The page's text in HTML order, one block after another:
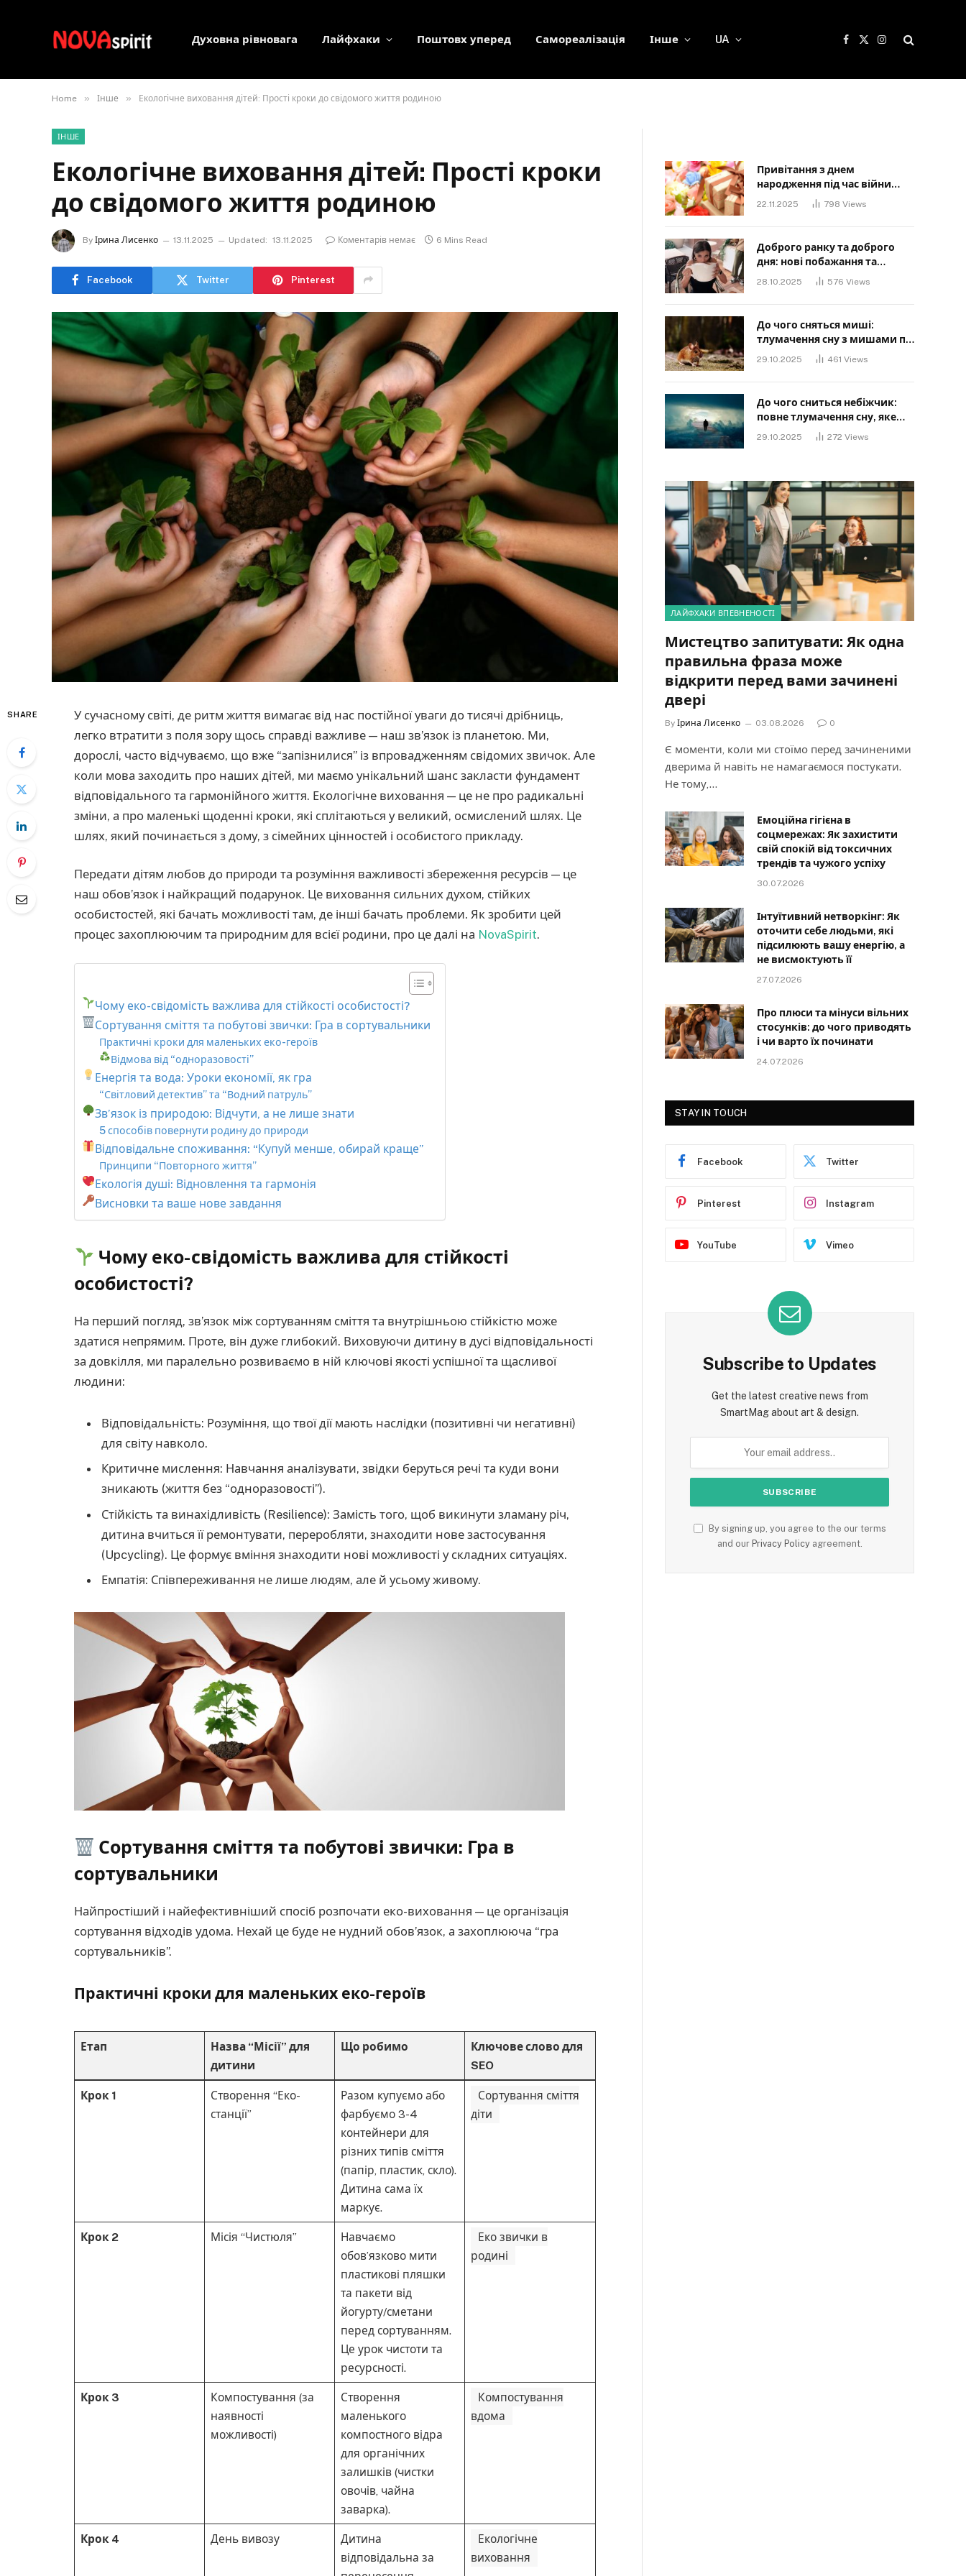
Духовна рівновага Лайфхаки Поштовх уперед Самореалізація Інше UA
Facebook
X
Instagram
Home » Інше » Екологічне виховання дітей: Прості кроки до свідомого життя родиною
ІНШЕ
Екологічне виховання дітей: Прості кроки
до свідомого життя родиною
By Ірина Лисенко 13.11.2025 Updated: 13.11.2025 Коментарів немає 6 Mins Read
Facebook Twitter Pinterest
SHARE
У сучасному світі, де ритм життя вимагає від нас постійної уваги до тисячі дрібниць,
легко втратити з поля зору щось справді важливе — наш зв’язок із планетою. Ми,
дорослі, часто відчуваємо, що вже “запізнилися” із впровадженням свідомих звичок. Але
коли мова заходить про наших дітей, ми маємо унікальний шанс закласти фундамент
відповідального та гармонійного життя. Екологічне виховання — це не про радикальні
зміни, а про маленькі щоденні кроки, які сплітаються у великий, осмислений шлях. Це
шлях, який починається з дому, з сімейних цінностей і особистого прикладу.
Передати дітям любов до природи та розуміння важливості збереження ресурсів — це
наш обов’язок і найкращий подарунок. Це виховання сильних духом, стійких
особистостей, які бачать можливості там, де інші бачать проблеми. Як зробити цей
процес захоплюючим та природним для всієї родини, про це далі на NovaSpirit.
Чому еко-свідомість важлива для стійкості особистості?
Сортування сміття та побутові звички: Гра в сортувальники
Практичні кроки для маленьких еко-героїв
Відмова від “одноразовості”
Енергія та вода: Уроки економії, як гра
“Світловий детектив” та “Водний патруль”
Зв’язок із природою: Відчути, а не лише знати
5 способів повернути родину до природи
Відповідальне споживання: “Купуй менше, обирай краще”
Принципи “Повторного життя”
Екологія душі: Відновлення та гармонія
Висновки та ваше нове завдання
Чому еко-свідомість важлива для стійкості
особистості?
На перший погляд, зв’язок між сортуванням сміття та внутрішньою стійкістю може
здатися непрямим. Проте, він дуже глибокий. Виховуючи дитину в дусі відповідальності
за довкілля, ми паралельно розвиваємо в ній ключові якості успішної та щасливої
людини:
Відповідальність: Розуміння, що твої дії мають наслідки (позитивні чи негативні)
для світу навколо.
Критичне мислення: Навчання аналізувати, звідки беруться речі та куди вони
зникають (життя без “одноразовості”).
Стійкість та винахідливість (Resilience): Замість того, щоб викинути зламану річ,
дитина вчиться її ремонтувати, переробляти, знаходити нове застосування
(Upcycling). Це формує вміння знаходити нові можливості у складних ситуаціях.
Емпатія: Співпереживання не лише людям, але й усьому живому.
Сортування сміття та побутові звички: Гра в
сортувальники
Найпростіший і найефективніший спосіб розпочати еко-виховання — це організація
сортування відходів удома. Нехай це буде не нудний обов’язок, а захоплююча “гра
сортувальників”.
Практичні кроки для маленьких еко-героїв
Етап
Назва “Місії” для
дитини
Що робимо
Ключове слово для
SEO
Крок 1
Створення “Еко-
станції”
Разом купуємо або
фарбуємо 3-4
контейнери для
різних типів сміття
(папір, пластик, скло).
Дитина сама їх
маркує.
Сортування сміття
діти
Крок 2 Місія “Чистюля”
Навчаємо
обов’язково мити
пластикові пляшки
та пакети від
йогурту/сметани
перед сортуванням.
Це урок чистоти та
ресурсності.
Еко звички в
родині
Крок 3
Компостування (за
наявності
можливості)
Створення
маленького
компостного відра
для органічних
залишків (чистки
овочів, чайна
заварка).
Компостування
вдома
Крок 4 День вивозу
Дитина
відповідальна за
Екологічне
виховання
Привітання з днем
народження під час війни
своїми словами: Слова, що
22.11.2025 798 Views
Доброго ранку та доброго
дня: нові побажання та
картинки для близьких
28.10.2025 576 Views
До чого сняться миші:
тлумачення сну з мишами по
29.10.2025 461 Views
До чого сниться небіжчик:
повне тлумачення сну, яке
має знати кожен
29.10.2025 272 Views
ЛАЙФХАКИ ВПЕВНЕНОСТІ
Мистецтво запитувати: Як одна
правильна фраза може
відкрити перед вами зачинені
двері
By Ірина Лисенко 03.08.2026 0
Є моменти, коли ми стоїмо перед зачиненими
дверима й навіть не намагаємося постукати.
Не тому,…
Емоційна гігієна в
соцмережах: Як захистити
свій спокій від токсичних
трендів та чужого успіху
30.07.2026
Інтуїтивний нетворкінг: Як
оточити себе людьми, які
підсилюють вашу енергію, а
не висмоктують її
27.07.2026
Про плюси та мінуси вільних
стосунків: до чого приводять
і чи варто їх починати
24.07.2026
STAY IN TOUCH
Facebook Twitter
Pinterest Instagram
YouTube Vimeo
Subscribe to Updates
Get the latest creative news from
SmartMag about art & design.
By signing up, you agree to the our terms
and our Privacy Policyagreement.